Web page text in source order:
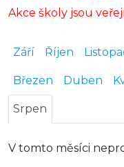
Akce školy jsou
Září Říjen
Březen Duben
Srpen
V tomto měsíci